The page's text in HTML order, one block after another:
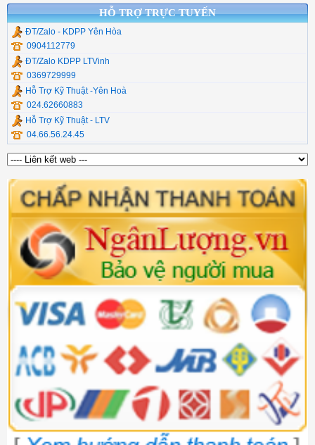
HỖ TRỢ TRỰC TUYẾN
ĐT/Zalo - KDPP Yên Hòa
0904112779
ĐT/Zalo KDPP LTVinh
0369729999
Hỗ Trợ Kỹ Thuật -Yên Hoà
024.62660883
Hỗ Trợ Kỹ Thuật - LTV
04.66.56.24.45